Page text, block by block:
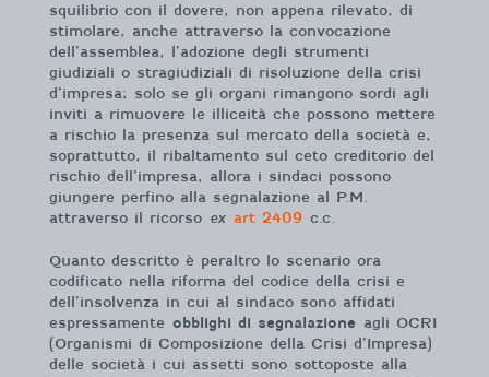
squilibrio con il dovere, non appena rilevato, di
stimolare, anche attraverso la convocazione
dell’assemblea, l’adozione degli strumenti
giudiziali o stragiudiziali di risoluzione della crisi
d’impresa; solo se gli organi rimangono sordi agli
inviti a rimuovere le illiceità che possono mettere
a rischio la presenza sul mercato della società e,
soprattutto, il ribaltamento sul ceto creditorio del
rischio dell’impresa, allora i sindaci possono
giungere perfino alla segnalazione al P.M.
attraverso il ricorso ex art 2409 c.c.
Quanto descritto è peraltro lo scenario ora
codificato nella riforma del codice della crisi e
dell’insolvenza in cui al sindaco sono affidati
espressamente obblighi di segnalazione agli OCRI
(Organismi di Composizione della Crisi d’Impresa)
delle società i cui assetti sono sottoposte alla